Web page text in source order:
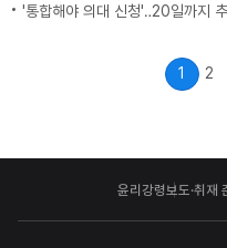
'통합해야 의대 신청'‥20일까지
1 2
윤리강령 보도·취재